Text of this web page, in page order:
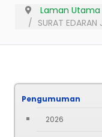
Laman Utama
SURAT EDARAN
Pengumuman
2026